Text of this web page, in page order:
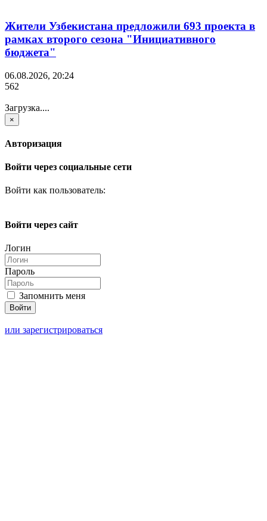
Жители Узбекистана предложили 693 проекта в
рамках второго сезона "Инициативного
бюджета"
06.08.2026, 20:24
562
Загрузка....
×
Авторизация
Войти через социальные сети
Войти как пользователь:
Войти через сайт
Логин
Пароль
Запомнить меня
или зарегистрироваться